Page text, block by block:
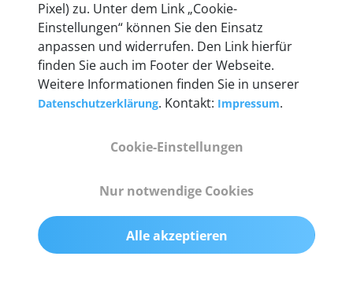
Technische Details &
Lieferumfang
Abmessungen
Gewicht
200 g
Pixel) zu. Unter dem Link „Cookie-
Einstellungen“ können Sie den Einsatz
anpassen und widerrufen. Den Link hierfür
finden Sie auch im Footer der Webseite.
Weitere Informationen finden Sie in unserer
Datenschutzerklärung. Kontakt: Impressum.
Cookie-Einstellungen
Nur notwendige Cookies
Alle akzeptieren